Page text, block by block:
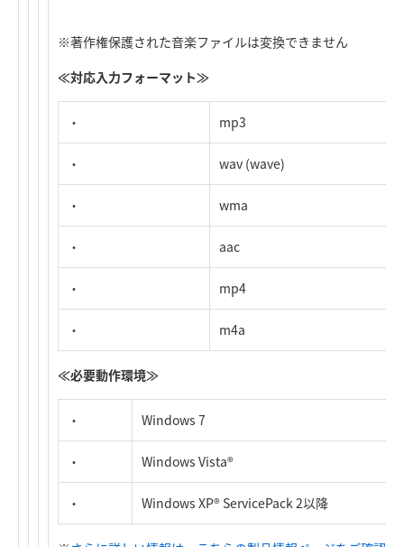
※著作権保護された音楽ファイルは変換できません
≪対応入力フォーマット≫
・ mp3
・ wav (wave)
・ wma
・ aac
・ mp4
・ m4a
≪必要動作環境≫
・ Windows 7
・ Windows Vista®
・ Windows XP® ServicePack 2以降